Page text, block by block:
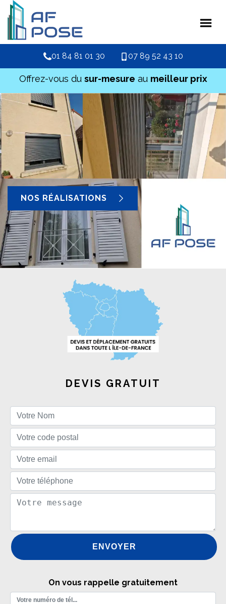
01 84 81 01 30 07 89 52 43 10
Offrez-vous du sur-mesure au meilleur prix
NOS RÉALISATIONS
DEVIS GRATUIT
On vous rappelle gratuitement